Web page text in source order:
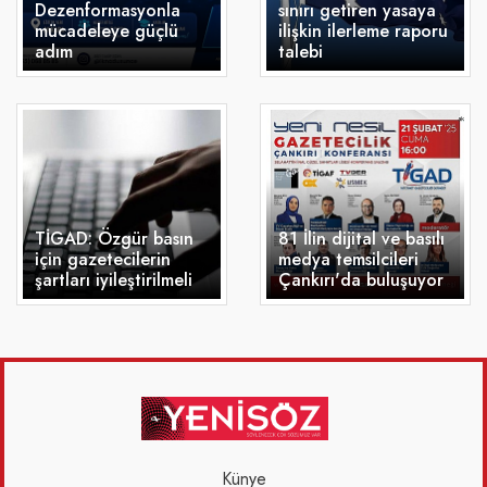
Dezenformasyonla
mücadeleye güçlü
adım
sınırı getiren yasaya
ilişkin ilerleme raporu
talebi
TİGAD: Özgür basın
için gazetecilerin
şartları iyileştirilmeli
81 İlin dijital ve basılı
medya temsilcileri
Çankırı'da buluşuyor
Künye